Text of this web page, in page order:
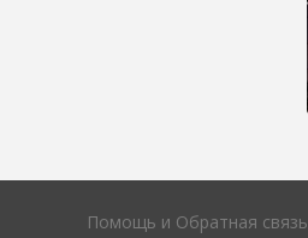
Помощь и Обратная связь